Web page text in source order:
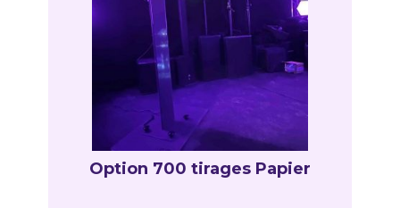
Option 700 tirages Papier